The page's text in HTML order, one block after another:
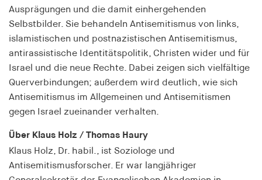
Ausprägungen und die damit einhergehenden
Selbstbilder. Sie behandeln Antisemitismus von links,
islamistischen und postnazistischen Antisemitismus,
antirassistische Identitätspolitik, Christen wider und für
Israel und die neue Rechte. Dabei zeigen sich vielfältige
Querverbindungen; außerdem wird deutlich, wie sich
Antisemitismus im Allgemeinen und Antisemitismen
gegen Israel zueinander verhalten.
Über Klaus Holz / Thomas Haury
Klaus Holz, Dr. habil., ist Soziologe und
Antisemitismusforscher. Er war langjähriger
fonts_loaded
Name:
fonts_loaded
Anbieter:
hamburger-edition.de
7 Tage